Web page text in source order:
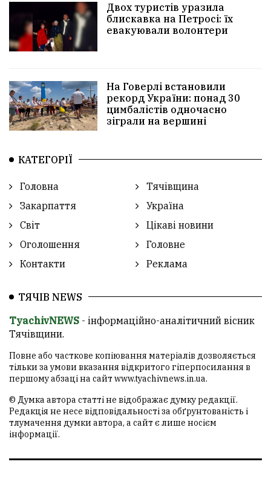
Двох туристів уразила
блискавка на Петросі: їх
евакуювали волонтери
На Говерлі встановили
рекорд України: понад 30
цимбалістів одночасно
зіграли на вершині
КАТЕГОРІЇ
Головна
Тячівщина
Закарпаття
Україна
Світ
Цікаві новини
Оголошення
Головне
Контакти
Реклама
ТЯЧІВ NEWS
TyachivNEWS - інформаційно-аналітичний вісник
Тячівщини.
Повне або часткове копіювання матеріалів дозволяється
тільки за умови вказання відкритого гіперпосилання в
першому абзаці на сайт www.tyachivnews.in.ua.
© Думка автора статті не відображає думку редакції.
Редакція не несе відповідальності за обґрунтованість і
тлумачення думки автора, а сайт є лише носієм
інформації.